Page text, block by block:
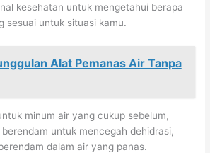
kesehatan untuk mengetahui berapa
sesuai untuk situasi kamu.
Alat Pemanas Air Tanpa
minum air yang cukup sebelum,
untuk mencegah dehidrasi,
dalam air yang panas.